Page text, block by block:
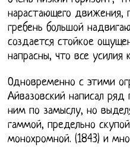
нарастающего движения,
гребень большой
создается стойкое
напрасны, что все усилия
Одновременно с этими
Айвазовский написал ряд
ним по замыслу, но
гаммой, предельно
монохромной. (1843) и